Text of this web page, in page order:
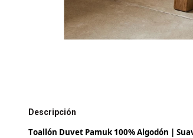
Descripción
Toallón Duvet Pamuk 100% Algodón |